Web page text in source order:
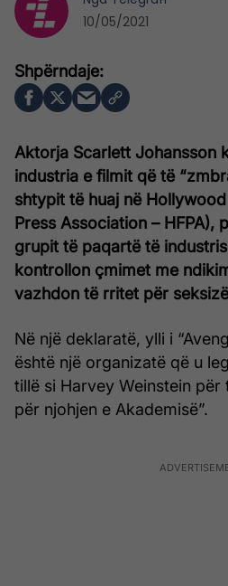
Aktorja Scarlett Johansson
industria e filmit që të
shtypit të huaj në
Press Association – HFPA),
grupit të paqartë të
kontrollon çmimet me
vazhdon të rritet për
Në një deklaratë, ylli i
është një organizatë që u
tillë si Harvey Weinstein
për njohjen e Akademisë”.
10/05/2021